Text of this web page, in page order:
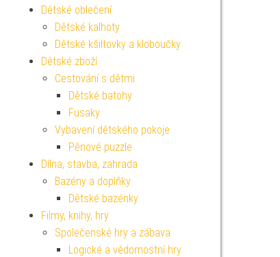
Dětské oblečení
Dětské kalhoty
Dětské kšiltovky a kloboučky
Dětské zboží
Cestování s dětmi
Dětské batohy
Fusaky
Vybavení dětského pokoje
Pěnové puzzle
Dílna, stavba, zahrada
Bazény a doplňky
Dětské bazénky
Filmy, knihy, hry
Společenské hry a zábava
Logické a vědomostní hry